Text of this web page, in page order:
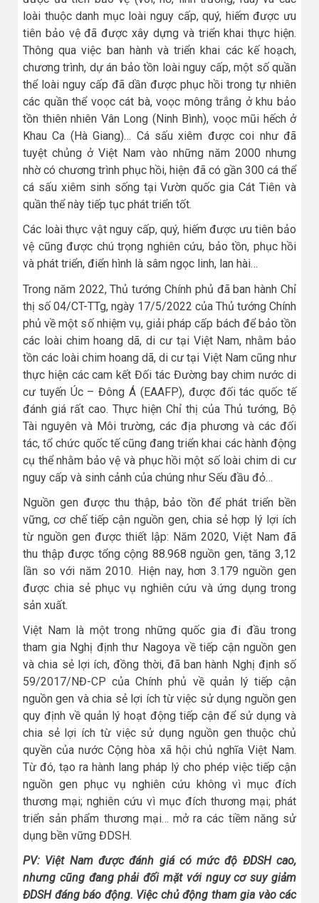
loài thuộc danh mục loài nguy cấp, quý, hiếm được ưu
tiên bảo vệ đã được xây dựng và triển khai thực hiện.
Thông qua việc ban hành và triển khai các kế hoạch,
chương trình, dự án bảo tồn loài nguy cấp, một số quần
thể loài nguy cấp đã dần được phục hồi trong tự nhiên
các quần thể voọc cát bà, voọc mông trắng ở khu bảo
tồn thiên nhiên Vân Long (Ninh Bình), voọc mũi hếch ở
Khau Ca (Hà Giang)… Cá sấu xiêm được coi như đã
tuyệt chủng ở Việt Nam vào những năm 2000 nhưng
nhờ có chương trình phục hồi, hiện đã có gần 300 cá thể
cá sấu xiêm sinh sống tại Vườn quốc gia Cát Tiên và
quần thể này tiếp tục phát triển tốt.
Các loài thực vật nguy cấp, quý, hiếm được ưu tiên bảo
vệ cũng được chú trọng nghiên cứu, bảo tồn, phục hồi
và phát triển, điển hình là sâm ngọc linh, lan hài…
Trong năm 2022, Thủ tướng Chính phủ đã ban hành Chỉ
thị số 04/CT-TTg, ngày 17/5/2022 của Thủ tướng Chính
phủ về một số nhiệm vụ, giải pháp cấp bách để bảo tồn
các loài chim hoang dã, di cư tại Việt Nam, nhằm bảo
tồn các loài chim hoang dã, di cư tại Việt Nam cũng như
thực hiện các cam kết Đối tác Đường bay chim nước di
cư tuyến Úc – Đông Á (EAAFP), được đối tác quốc tế
đánh giá rất cao. Thực hiện Chỉ thị của Thủ tướng, Bộ
Tài nguyên và Môi trường, các địa phương và các đối
tác, tổ chức quốc tế cũng đang triển khai các hành động
cụ thể nhằm bảo vệ và phục hồi một số loài chim di cư
nguy cấp và sinh cảnh của chúng như Sếu đầu đỏ…
Nguồn gen được thu thập, bảo tồn để phát triển bền
vững, cơ chế tiếp cận nguồn gen, chia sẻ hợp lý lợi ích
từ nguồn gen được thiết lập: Năm 2020, Việt Nam đã
thu thập được tổng cộng 88.968 nguồn gen, tăng 3,12
lần so với năm 2010. Hiện nay, hơn 3.179 nguồn gen
được chia sẻ phục vụ nghiên cứu và ứng dụng trong
sản xuất.
Việt Nam là một trong những quốc gia đi đầu trong
tham gia Nghị định thư Nagoya về tiếp cận nguồn gen
và chia sẻ lợi ích, đồng thời, đã ban hành Nghị định số
59/2017/NĐ-CP của Chính phủ về quản lý tiếp cận
nguồn gen và chia sẻ lợi ích từ việc sử dụng nguồn gen
quy định về quản lý hoạt động tiếp cận để sử dụng và
chia sẻ lợi ích từ việc sử dụng nguồn gen thuộc chủ
quyền của nước Cộng hòa xã hội chủ nghĩa Việt Nam.
Từ đó, tạo ra hành lang pháp lý cho phép việc tiếp cận
nguồn gen phục vụ nghiên cứu không vì mục đích
thương mại; nghiên cứu vì mục đích thương mại; phát
triển sản phẩm thương mại… mở ra các tiềm năng sử
dụng bền vững ĐDSH.
PV: Việt Nam được đánh giá có mức độ ĐDSH cao,
nhưng cũng đang phải đối mặt với nguy cơ suy giảm
ĐDSH đáng báo động. Việc chủ động tham gia vào các